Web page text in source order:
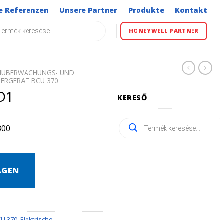
Referenzen Unsere Partner Produkte Kontakt
HONEYWELL PARTNER
UND
BCU 370
KERESŐ
Products
search